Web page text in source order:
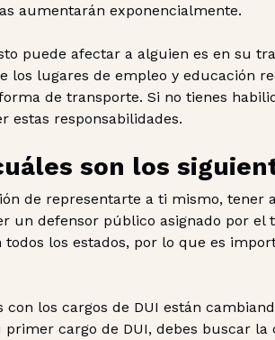
aumentarán exponencialmente.
puede afectar a alguien es en su
los lugares de empleo y educación
de transporte. Si no tienes
estas responsabilidades.
son los
de representarte a ti mismo, tener
un defensor público asignado por el
los estados, por lo que es
con los cargos de DUI están
primer cargo de DUI, debes buscar